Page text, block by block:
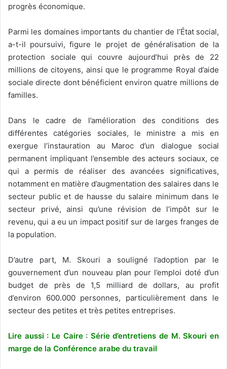
progrès économique.
Parmi les domaines importants du chantier de l’État social,
a-t-il poursuivi, figure le projet de généralisation de la
protection sociale qui couvre aujourd’hui près de 22
millions de citoyens, ainsi que le programme Royal d’aide
sociale directe dont bénéficient environ quatre millions de
familles.
Dans le cadre de l’amélioration des conditions des
différentes catégories sociales, le ministre a mis en
exergue l’instauration au Maroc d’un dialogue social
permanent impliquant l’ensemble des acteurs sociaux, ce
qui a permis de réaliser des avancées significatives,
notamment en matière d’augmentation des salaires dans le
secteur public et de hausse du salaire minimum dans le
secteur privé, ainsi qu’une révision de l’impôt sur le
revenu, qui a eu un impact positif sur de larges franges de
la population.
D’autre part, M. Skouri a souligné l’adoption par le
gouvernement d’un nouveau plan pour l’emploi doté d’un
budget de près de 1,5 milliard de dollars, au profit
d’environ 600.000 personnes, particulièrement dans le
secteur des petites et très petites entreprises.
Lire aussi : Le Caire : Série d’entretiens de M. Skouri en
marge de la Conférence arabe du travail